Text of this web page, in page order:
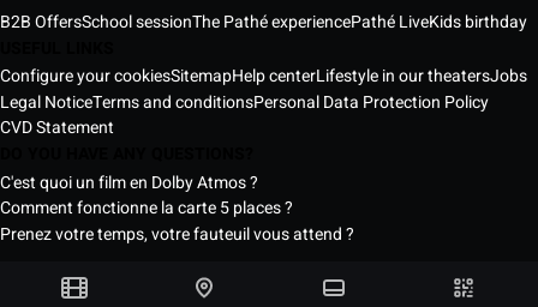
B2B OffersSchool sessionThe Pathé experiencePathé LiveKids birthday
Configure your cookiesSitemapHelp centerLifestyle in our theatersJobs
Legal NoticeTerms and conditionsPersonal Data Protection Policy
CVD Statement
C'est quoi un film en Dolby Atmos ?
Comment fonctionne la carte 5 places ?
Prenez votre temps, votre fauteuil vous attend ?
Pathé Tunisia Cinemas © 2026